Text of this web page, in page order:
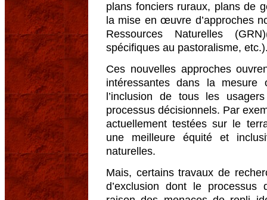
plans fonciers ruraux, plans de
la mise en œuvre d’approches
Ressources Naturelles
spécifiques au pastoralisme,
Ces nouvelles approches
intéressantes dans la mesure
l’inclusion de tous les
processus décisionnels. Par
actuellement testées sur le
une meilleure équité et
naturelles.
Mais, certains travaux de
d’exclusion dont le